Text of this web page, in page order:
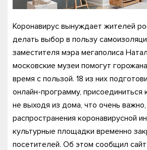
Коронавирус вынуждает жителей
делать выбор в пользу
заместителя мэра мегаполиса
московские музеи помогут
время с пользой. 18 из них
онлайн-программу, присоединиться
не выходя из дома, что очень
распространения коронавирусной
культурные площадки временно
посетителей. Об этом сообщил